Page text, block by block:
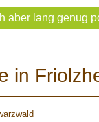
aber lang genug
in